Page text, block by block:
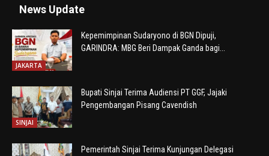
News Update
JAKARTA
Kepemimpinan Sudaryono di BGN Dipuji,
GARINDRA: MBG Beri Dampak Ganda bagi...
SINJAI
Bupati Sinjai Terima Audiensi PT GGF, Jajaki
Pengembangan Pisang Cavendish
Pemerintah Sinjai Terima Kunjungan Delegasi